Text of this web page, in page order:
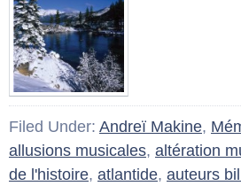
Filed Under: Andreï Makine,
allusions musicales, altération
de l'histoire, atlantide, auteurs